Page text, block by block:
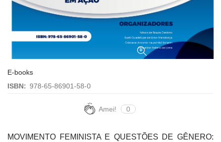
E-books
ISBN: 978-65-86901-58-0
Amei! 0
MOVIMENTO FEMINISTA E QUESTÕES DE GÊNERO: